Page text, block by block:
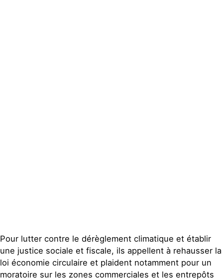
Pour lutter contre le dérèglement climatique et établir
une justice sociale et fiscale, ils appellent à rehausser la
loi économie circulaire et plaident notamment pour un
moratoire sur les zones commerciales et les entrepôts